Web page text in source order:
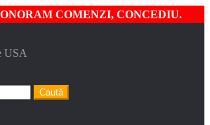
ONORAM COMENZI, CONCEDIU.
USA
Caută